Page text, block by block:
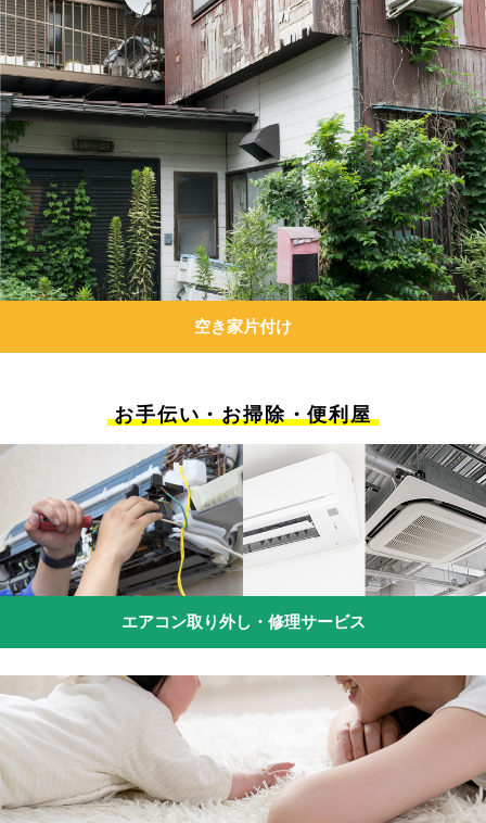
空き家片付け
お手伝い・お掃除・便利屋
エアコン取り外し・修理サービス